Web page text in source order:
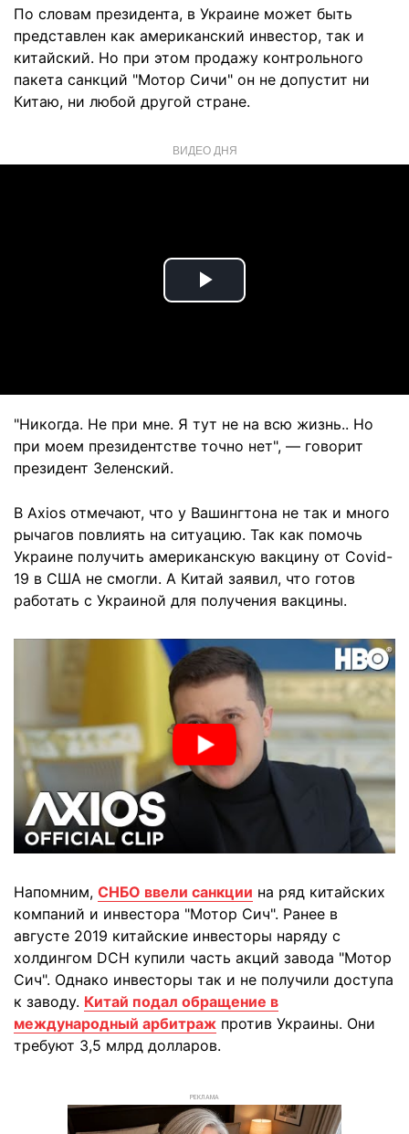
По словам президента, в Украине может быть
представлен как американский инвестор, так и
китайский. Но при этом продажу контрольного
пакета санкций "Мотор Сичи" он не допустит ни
Китаю, ни любой другой стране.
ВИДЕО ДНЯ
Play
"Никогда. Не при мне. Я тут не на всю жизнь.. Но
при моем президентстве точно нет", — говорит
президент Зеленский.
В Axios отмечают, что у Вашингтона не так и много
рычагов повлиять на ситуацию. Так как помочь
Украине получить американскую вакцину от Covid-
19 в США не смогли. А Китай заявил, что готов
работать с Украиной для получения вакцины.
Напомним, СНБО ввели санкции на ряд китайских
компаний и инвестора "Мотор Сич". Ранее в
августе 2019 китайские инвесторы наряду с
холдингом DCH купили часть акций завода "Мотор
Сич". Однако инвесторы так и не получили доступа
к заводу. Китай подал обращение в
международный арбитраж против Украины. Они
требуют 3,5 млрд долларов.
РЕКЛАМА